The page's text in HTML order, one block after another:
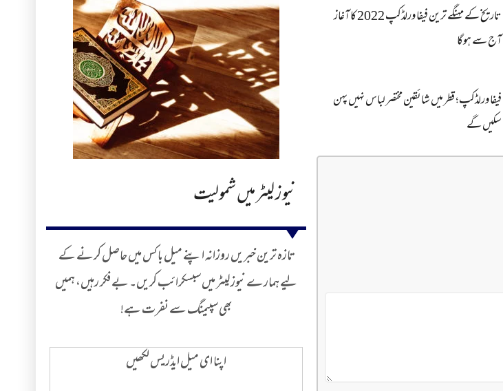
نیوز لیٹر میں شمولیت
تازہ ترین خبریں روزانہ اپنے میل باکس میں حاصل کرنے کے
لیے ہمارے نیوز لیٹر میں سبسکرائب کریں۔ بے فکر رہیں، ہمیں
بھی سپیمنگ سے نفرت ہے!
اپنا ای میل ایڈریس لکھیں
تاریخ کے مہنگے ترین فیفا ورلڈکپ 2022 کا آغاز
آج سے ہوگا
فیفا ورلڈکپ؛ قطر میں شائقین مختصر لباس نہیں پہن
سکیں گے